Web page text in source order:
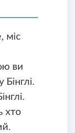
міс
ви
Бінглі.
хто